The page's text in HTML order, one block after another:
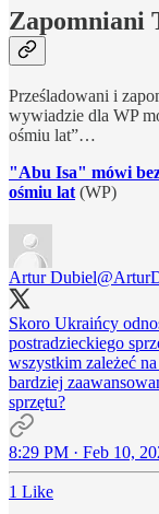
Zapomniani
Prześladowani i
wywiadzie dla WP
ośmiu lat”…
"Abu Isa" mówi
ośmiu lat(WP)
Artur Dubiel
Skoro Ukraińcy
postradzieckiego
wszystkim zależeć
bardziej
sprzętu?
8:29 PM · Feb 10,
1 Like